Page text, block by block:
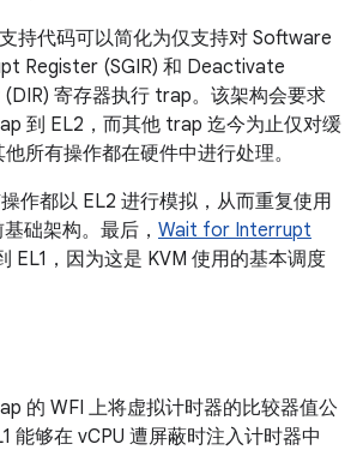
持代码可以简化为仅支持对 Software
Register (SGIR) 和 Deactivate
寄存器执行 trap。该架构会要求
到 EL2，而其他 trap 迄今为止仅对缓
所有操作都在硬件中进行处理。
作都以 EL2 进行模拟，从而重复使用
础架构。最后， Wait for Interrupt
EL1，因为这是 KVM 使用的基本调度
的 WFI 上将虚拟计时器的比较器值公
能够在 vCPU 遭屏蔽时注入计时器中